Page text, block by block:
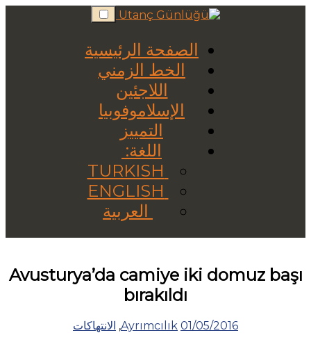
Skip
to
الصفحة الرئيسية
الخط الزمني
اللاجئين
الإسلاموفوبيا
التمييز
اللغة:
العربية
Avusturya’da camiye iki domuz başı
bırakıldı
01/05/2016
Ayrımcılık
, الانتهاكات